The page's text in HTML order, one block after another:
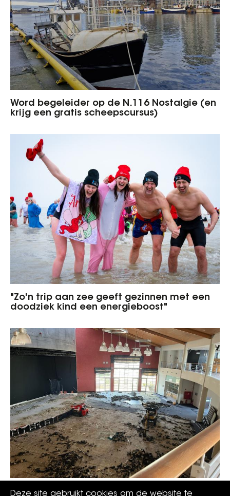
Word begeleider op de N.116 Nostalgie (en
krijg een gratis scheepscursus)
"Zo'n trip aan zee geeft gezinnen met een
doodziek kind een energieboost"
CasinoKoksijde komt thuis
Deze site gebruikt cookies om de website te